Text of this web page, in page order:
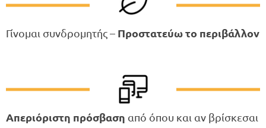
Γίνομαι συνδρομητής – Προστατεύω το περιβάλλον
Απεριόριστη πρόσβαση από όπου και αν βρίσκεσαι